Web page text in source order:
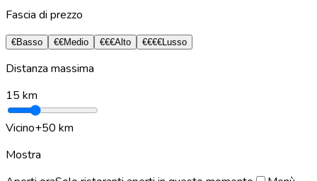
Fascia di prezzo
€Basso €€Medio €€€Alto €€€€ Lusso
Distanza massima
15 km
Vicino+50 km
Mostra